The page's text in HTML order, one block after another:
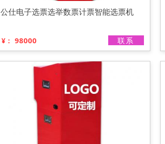
公仕电子选票选举数票计票智能选票机
¥： 98000 联系